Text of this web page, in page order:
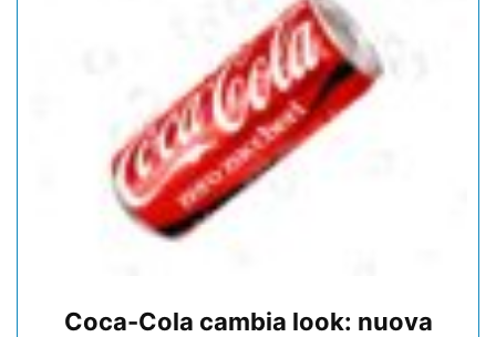
Coca-Cola cambia look: nuova